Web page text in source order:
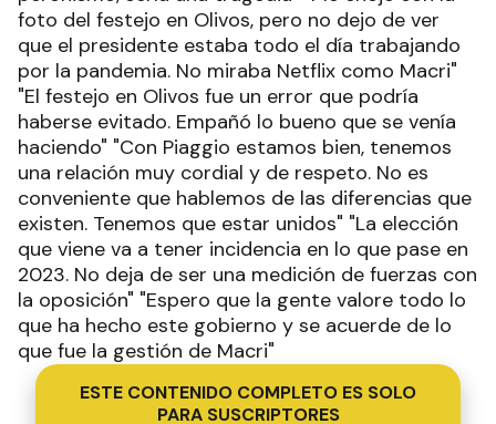
estamos retomando la normalidad" "Si lo piensa,
el ciudadano tiene que tener una visión muy
positiva de la gestión sanitaria del Gobierno" "Si
en esta pandemia no hubiese gobernado el
peronismo, sería una tragedia" "Me enojé con la
foto del festejo en Olivos, pero no dejo de ver
que el presidente estaba todo el día trabajando
por la pandemia. No miraba Netflix como Macri"
"El festejo en Olivos fue un error que podría
haberse evitado. Empañó lo bueno que se venía
haciendo" "Con Piaggio estamos bien, tenemos
una relación muy cordial y de respeto. No es
conveniente que hablemos de las diferencias que
existen. Tenemos que estar unidos" "La elección
que viene va a tener incidencia en lo que pase en
2023. No deja de ser una medición de fuerzas con